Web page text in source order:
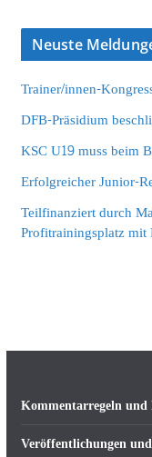
Neuste
Trainer/innen-
DFB-Präsidium
KSC U19 muss beim
Erfolgreicher Junior-
Teilfinanziert durch
Profitrainingsplatz mit
Kommentarregeln und
Veröffentlichungen